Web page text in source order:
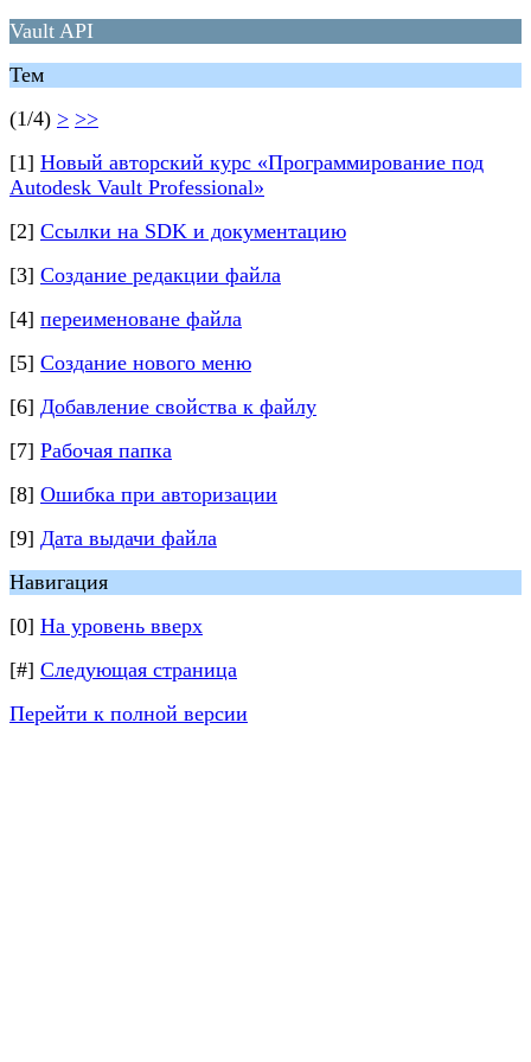
Vault API
Тем
(1/4) > >>
[1] Новый авторский курс «Программирование под
Autodesk Vault Professional»
[2] Ссылки на SDK и документацию
[3] Создание редакции файла
[4] переименоване файла
[5] Создание нового меню
[6] Добавление свойства к файлу
[7] Рабочая папка
[8] Ошибка при авторизации
[9] Дата выдачи файла
Навигация
[0] На уровень вверх
[#] Следующая страница
Перейти к полной версии